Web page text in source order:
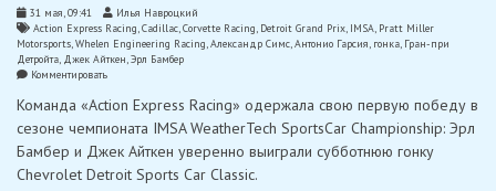
31 мая, 09:41
Илья Навроцкий
Action Express Racing,Cadillac,Corvette Racing, Detroit Grand Prix, IMSA, Pratt Miller
Motorsports,Whelen Engineering Racing,Александр Симс,Антонио Гарсия, гонка, Гран-при
Детройта, Джек Айткен,Эрл Бамбер
Комментироватьon
и
обеспечили
уверенную
победу
для
Команда «Action Express Racing» одержала свою первую победу в
сезоне чемпионата IMSA WeatherTech SportsCar Championship: Эрл
Бамбер и Джек Айткен уверенно выиграли субботнюю гонку
Chevrolet Detroit Sports Car Classic.